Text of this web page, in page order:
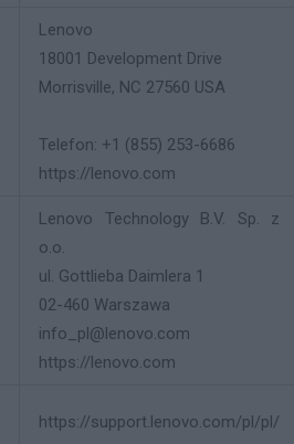
Lenovo
18001 Development Drive
Morrisville, NC 27560 USA
Telefon: +1 (855) 253-6686
https://lenovo.com
Lenovo Technology B.V. Sp. z
o.o.
ul. Gottlieba Daimlera 1
02-460 Warszawa
info_pl@lenovo.com
https://lenovo.com
https://support.lenovo.com/pl/pl/